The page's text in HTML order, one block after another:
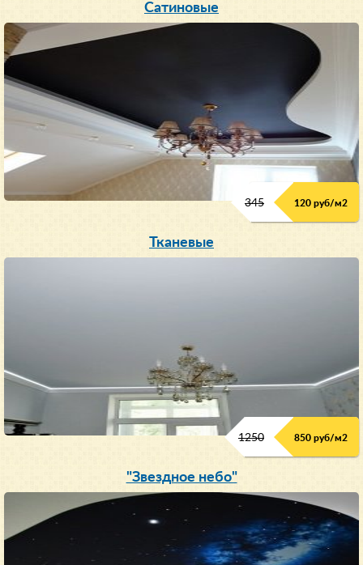
Сатиновые
345 120 руб/м2
Тканевые
1250 850 руб/м2
"Звездное небо"